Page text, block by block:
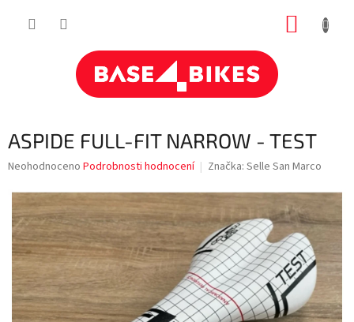
ASPIDE FULL-FIT NARROW - TEST
Průměrné
produktu
je
0,0
z
5
hvězdiček.
Neohodnoceno Podrobnosti hodnocení Značka: Selle San Marco